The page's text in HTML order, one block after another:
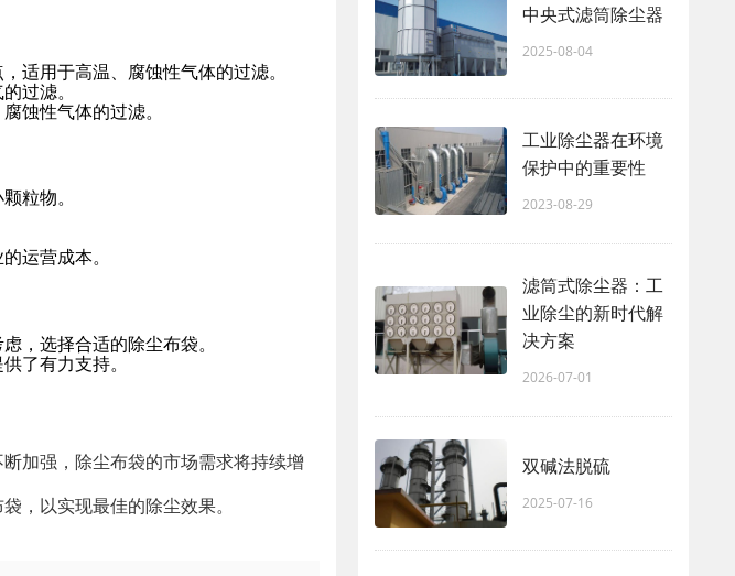
适用于高温、腐蚀性气体的过滤。
过滤。
蚀性气体的过滤。
粒物。
运营成本。
，选择合适的除尘布袋。
了有力支持。
加强，除尘布袋的市场需求将持续增
，以实现最佳的除尘效果。
中央式滤筒除尘器
2025-08-04
工业除尘器在环境
保护中的重要性
2023-08-29
滤筒式除尘器：工
业除尘的新时代解
决方案
2026-07-01
双碱法脱硫
2025-07-16